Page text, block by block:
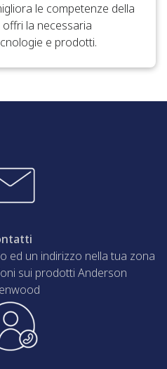
le competenze della
la necessaria
e prodotti.
ed un indirizzo nella tua zona
sui prodotti Anderson